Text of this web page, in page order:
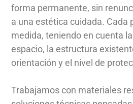
forma permanente, sin
a una estética cuidada. Cada
medida, teniendo en cuenta
espacio, la estructura
orientación y el nivel de
Trabajamos con materiales